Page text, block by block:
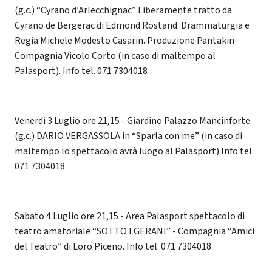
(g.c.) “Cyrano d’Arlecchignac” Liberamente tratto da
Cyrano de Bergerac di Edmond Rostand. Drammaturgia e
Regia Michele Modesto Casarin. Produzione Pantakin-
Compagnia Vicolo Corto (in caso di maltempo al
Palasport). Info tel. 071 7304018
Venerdì 3 Luglio ore 21,15 - Giardino Palazzo Mancinforte
(g.c.) DARIO VERGASSOLA in “Sparla con me” (in caso di
maltempo lo spettacolo avrà luogo al Palasport) Info tel.
071 7304018
Sabato 4 Luglio ore 21,15 - Area Palasport spettacolo di
teatro amatoriale “SOTTO I GERANI” - Compagnia “Amici
del Teatro” di Loro Piceno. Info tel. 071 7304018